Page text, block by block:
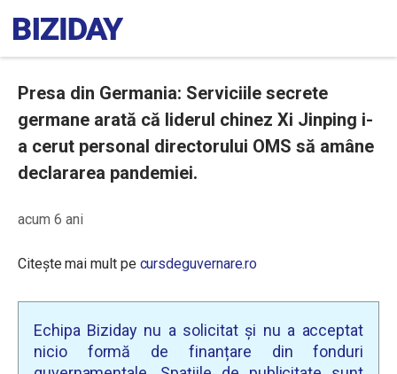
Presa din Germania: Serviciile secrete
germane arată că liderul chinez Xi Jinping i-
a cerut personal directorului OMS să amâne
declararea pandemiei.
acum 6 ani
Citește mai mult pe cursdeguvernare.ro
Echipa Biziday nu a solicitat și nu a acceptat
nicio formă de finanțare din fonduri